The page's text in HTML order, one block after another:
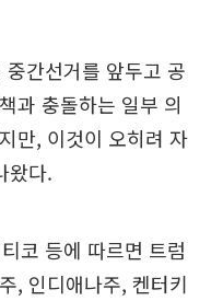
간선거를 앞두고 공
과 충돌하는 일부 의
만, 이것이 오히려 자
왔다.
코 등에 따르면 트럼
, 인디애나주, 켄터키